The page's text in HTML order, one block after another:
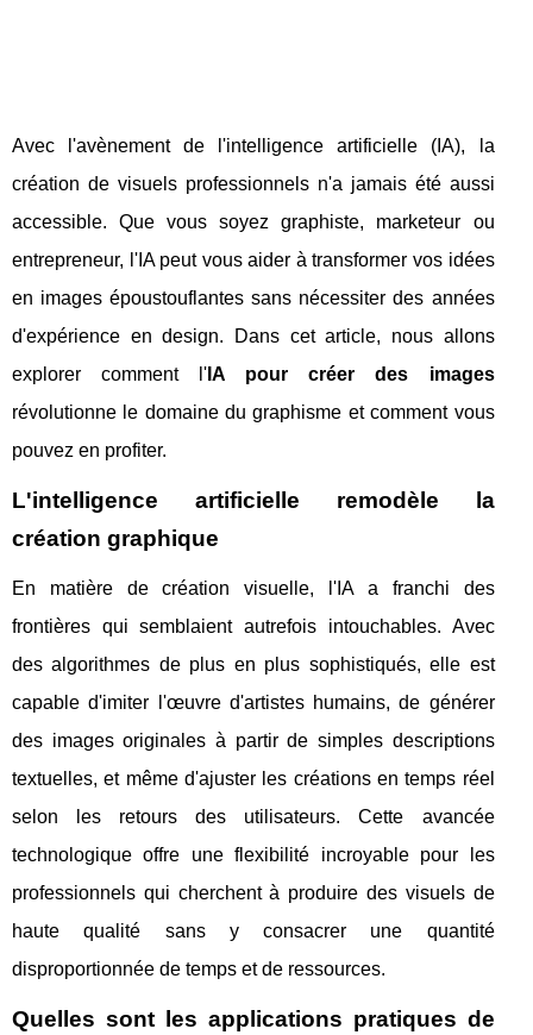
Avec l'avènement de l'intelligence artificielle (IA), la
création de visuels professionnels n'a jamais été aussi
accessible. Que vous soyez graphiste, marketeur ou
entrepreneur, l'IA peut vous aider à transformer vos idées
en images époustouflantes sans nécessiter des années
d'expérience en design. Dans cet article, nous allons
explorer comment l' IA pour créer des images
révolutionne le domaine du graphisme et comment vous
pouvez en profiter.
L'intelligence artificielle remodèle la
création graphique
En matière de création visuelle, l'IA a franchi des
frontières qui semblaient autrefois intouchables. Avec
des algorithmes de plus en plus sophistiqués, elle est
capable d'imiter l'œuvre d'artistes humains, de générer
des images originales à partir de simples descriptions
textuelles, et même d'ajuster les créations en temps réel
selon les retours des utilisateurs. Cette avancée
technologique offre une flexibilité incroyable pour les
professionnels qui cherchent à produire des visuels de
haute qualité sans y consacrer une quantité
disproportionnée de temps et de ressources.
Quelles sont les applications pratiques de